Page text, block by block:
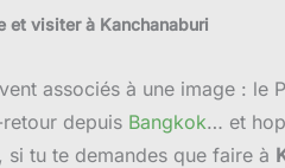
et visiter à Kanchanaburi
associés à une image : le
depuis Bangkok… et
si tu te demandes que faire à